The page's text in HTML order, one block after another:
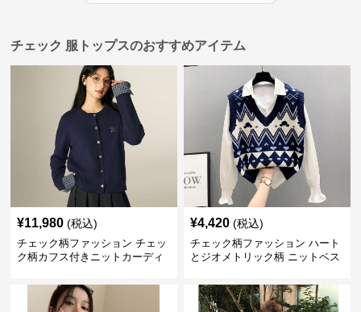
チェック 服トップスのおすすめアイテム
¥11,980 (税込)
チェック柄ファッション チェッ
ク柄カフス付きニットカーディ
¥4,420 (税込)
チェック柄ファッション ハート
とジオメトリック柄 ニットベス